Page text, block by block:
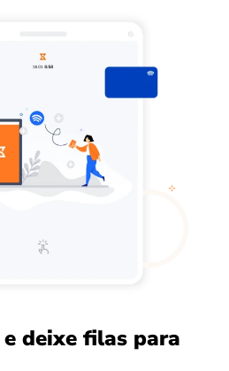
deixe filas para